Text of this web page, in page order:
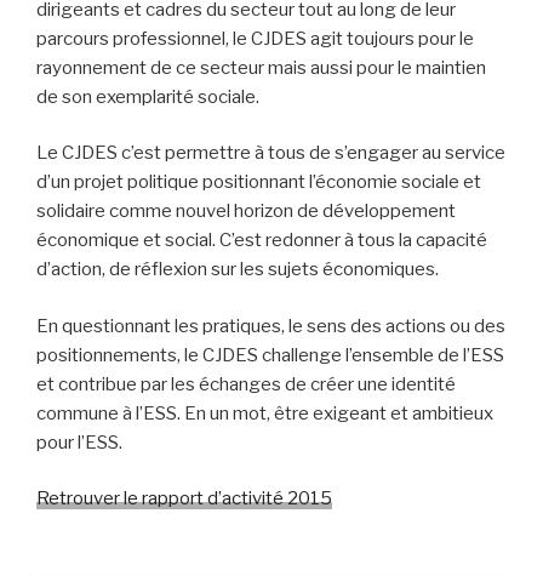
dirigeants et cadres du secteur tout au long de leur
parcours professionnel, le CJDES agit toujours pour le
rayonnement de ce secteur mais aussi pour le maintien
de son exemplarité sociale.
Le CJDES c’est permettre à tous de s’engager au service
d’un projet politique positionnant l’économie sociale et
solidaire comme nouvel horizon de développement
économique et social. C’est redonner à tous la capacité
d’action, de réflexion sur les sujets économiques.
En questionnant les pratiques, le sens des actions ou des
positionnements, le CJDES challenge l’ensemble de l’ESS
et contribue par les échanges de créer une identité
commune à l’ESS. En un mot, être exigeant et ambitieux
pour l’ESS.
Retrouver le rapport d’activité 2015